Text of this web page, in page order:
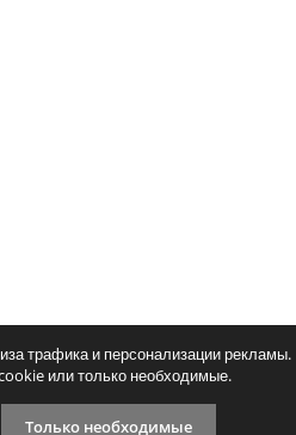
трафика и персонализации рекламы.
или только необходимые.
Только необходимые